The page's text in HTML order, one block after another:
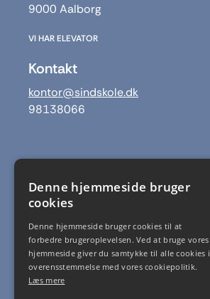
9000 Aalborg
VI HAR ELEVATOR
Kontakt
kontor@sindskole.dk
98138066
Mandag 09 - 13
Tirsdag 09 - 13
Onsdag 09 - 13
Torsdag 09 - 13
Fredag 09 - 12
Denne hjemmeside bruger
cookies
Denne hjemmeside bruger cookies til at
forbedre brugeroplevelsen. Ved at bruge vores
hjemmeside giver du samtykke til alle cookies i
overensstemmelse med vores cookiepolitik.
Læs mere